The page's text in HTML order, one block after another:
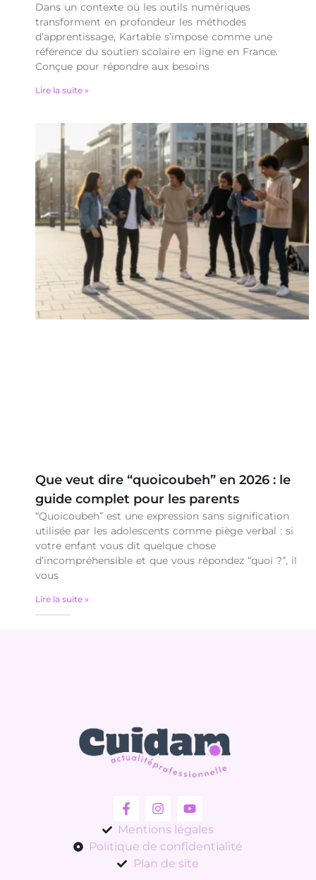
Dans un contexte où les outils numériques
transforment en profondeur les méthodes
d’apprentissage, Kartable s’impose comme une
référence du soutien scolaire en ligne en France.
Conçue pour répondre aux besoins
Lire la suite »
Que veut dire “quoicoubeh” en 2026 : le
guide complet pour les parents
“Quoicoubeh” est une expression sans signification
utilisée par les adolescents comme piège verbal : si
votre enfant vous dit quelque chose
d’incompréhensible et que vous répondez “quoi ?”, il
vous
Lire la suite »
Mentions légales
Politique de confidentialité
Plan de site